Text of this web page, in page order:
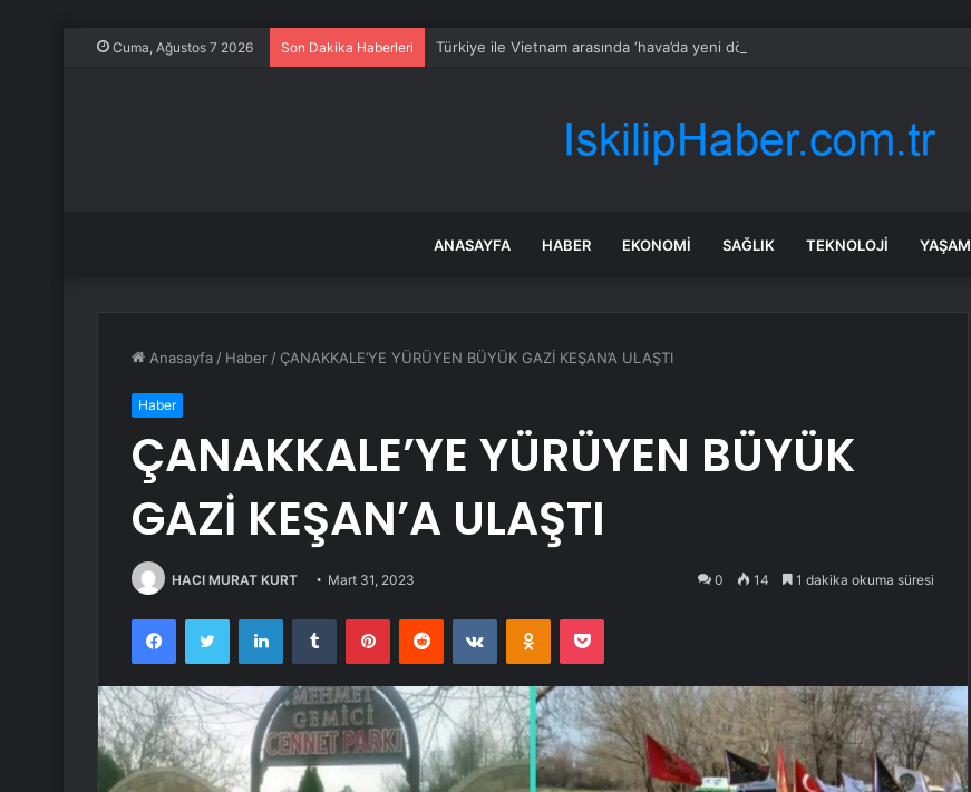
Cuma, Ağustos 7 2026 Son Dakika Haberleri Türkiye ile Vietnam arasında ‘hava’da yeni dönem… Sefer kapasitesi artırıldı
ANASAYFA HABER EKONOMI SAĞLIK TEKNOLOJI YAŞAM
Anasayfa / Haber / ÇANAKKALE’YE YÜRÜYEN BÜYÜK GAZİ KEŞAN’A ULAŞTI
Haber
ÇANAKKALE’YE YÜRÜYEN BÜYÜK
GAZİ KEŞAN’A ULAŞTI
HACI MURAT KURT Mart 31, 2023 0 14 1 dakika okuma süresi
FacebookTwitter LinkedInTumblr PinterestReddit VKontakteOdnoklassniki
Pocket